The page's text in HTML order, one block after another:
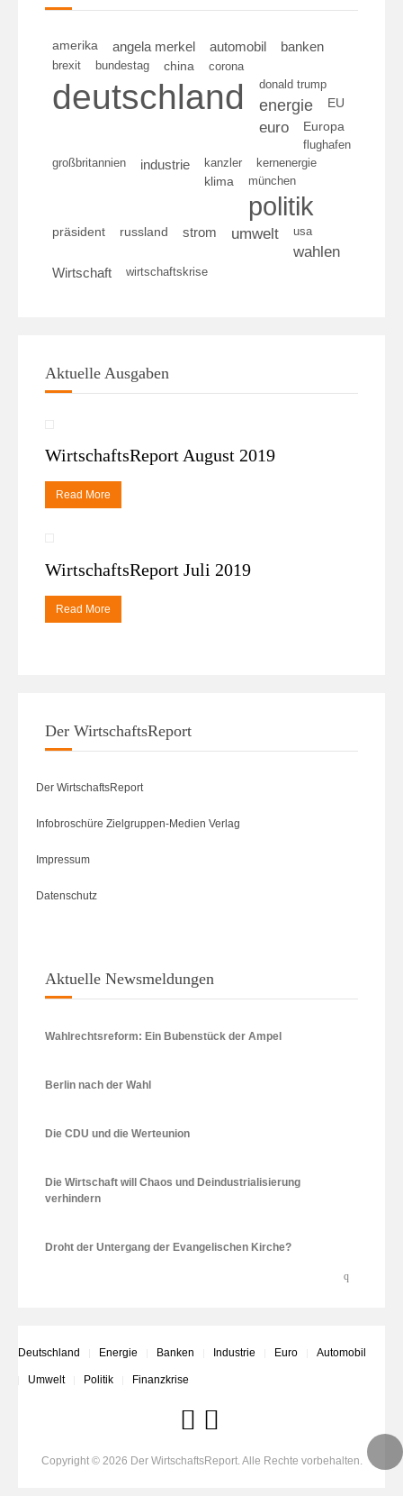
amerika angela merkel automobil banken
brexit bundestag china corona
deutschland donald trump
energie EU
euro Europa
flughafen
großbritannien industrie kanzler kernenergie
klima münchen
politik
präsident russland strom umwelt usa
wahlen
Wirtschaft wirtschaftskrise
Aktuelle Ausgaben
WirtschaftsReport August 2019
Read More
WirtschaftsReport Juli 2019
Read More
Der WirtschaftsReport
Der WirtschaftsReport
Infobroschüre Zielgruppen-Medien Verlag
Impressum
Datenschutz
Aktuelle Newsmeldungen
Wahlrechtsreform: Ein Bubenstück der Ampel
Berlin nach der Wahl
Die CDU und die Werteunion
Die Wirtschaft will Chaos und Deindustrialisierung
verhindern
Droht der Untergang der Evangelischen Kirche?
Deutschland Energie Banken Industrie Euro Automobil
Umwelt Politik Finanzkrise
Copyright © 2026 Der WirtschaftsReport. Alle Rechte vorbehalten.